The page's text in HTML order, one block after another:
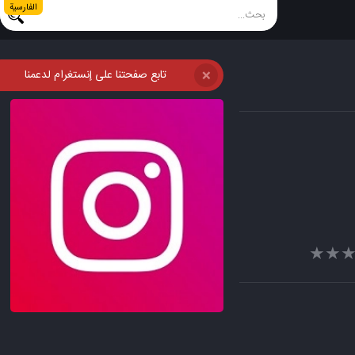
الفارسية
تابع صفحتنا على إنستغرام لدعمنا ❌